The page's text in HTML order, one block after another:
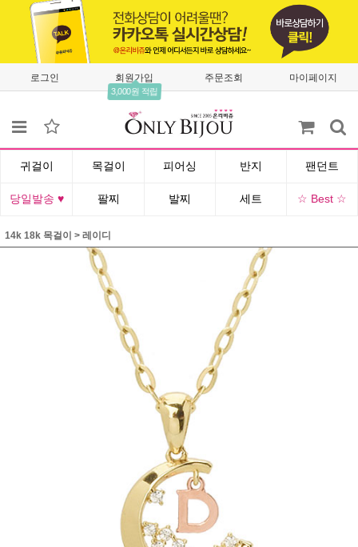
로그인 회원가입
3,000원 적립
주문조회 마이페이지
귀걸이 목걸이 피어싱 반지 팬던트
당일발송 ♥ 팔찌 발찌 세트 ☆ Best ☆
14k 18k 목걸이 > 레이디